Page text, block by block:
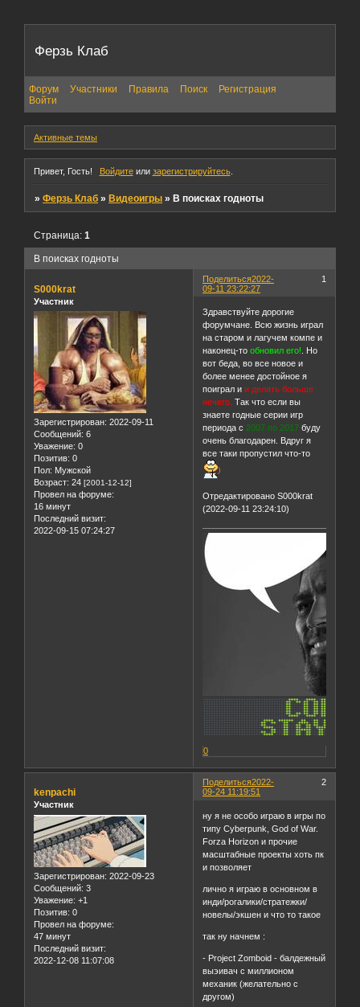
Ферзь Клаб
Форум Участники Правила Поиск
Регистрация
Войти
Активные темы
Привет, Гость! Войдитеили зарегистрируйтесь.
»Ферзь Клаб »Видеоигры »В поисках годноты
В поисках годноты
Страница:1
Поделиться 1
2022-
09-11 23:22:27
S000krat
Участник
Зарегистрирован: 2022-09-11
Сообщений: 6
Уважение: 0
Позитив: 0
Пол: Мужской
Возраст: 24 [2001-12-12]
Провел на форуме:
16 минут
Последний визит:
2022-09-15 07:24:27
Здравствуйте дорогие
форумчане. Всю жизнь играл
на старом и лагучем компе и
наконец-тообновил его! . Но
вот беда, во все новое и
более менее достойное я
поиграл ии делать больше
нечего. Так что если вы
знаете годные серии игр
периода с 2007 по 2017 буду
очень благодарен. Вдруг я
все таки пропустил что-то
Отредактировано S000krat
(2022-09-11 23:24:10)
0
Поделиться 2
2022-
09-24 11:19:51
kenpachi
Участник
Зарегистрирован: 2022-09-23
Сообщений: 3
Уважение: +1
Позитив: 0
Провел на форуме:
47 минут
Последний визит:
2022-12-08 11:07:08
ну я не особо играю в игры по
типу Cyberpunk, God of War.
Forza Horizon и прочие
масштабные проекты хоть пк
и позволяет
лично я играю в основном в
инди/рогалики/стратежки/
новелы/экшен и что то такое
так ну начнем :
- Project Zomboid - балдежный
выэивач с миллионом
механик (желательно с
другом)